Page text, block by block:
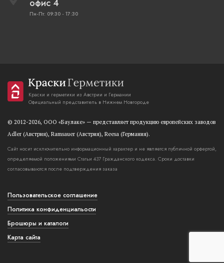
офис 4
Пн-Пт: 09:30 - 17:30
Краски и герметики из Австрии и Германии
Официальный представитель в Нижнем Новгороде
© 2012-2026, OOO «Баулаке» — представляет продукцию европейских заводов
Adler (Австрия), Ramsauer (Австрия), Reesa (Германия).
Сайт носит исключительно информационный характер и не является публичной орфертой,
определяемой положениями Статьи 437 Гражданского кодекса. Сроки доставки
согласовываются после подтверждения заказа
Пользовательское соглашение
Политика конфиденциальости
Брошюры и каталоги
Карта сайта